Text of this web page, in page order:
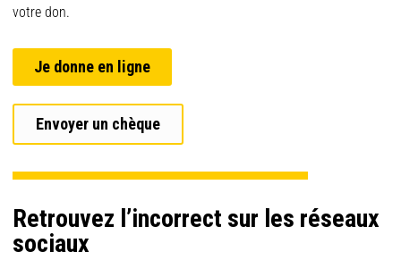
votre don.
Je donne en ligne
Envoyer un chèque
Retrouvez l’incorrect sur les réseaux
sociaux